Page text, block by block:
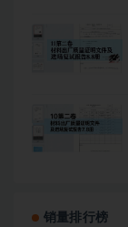
销量排行榜